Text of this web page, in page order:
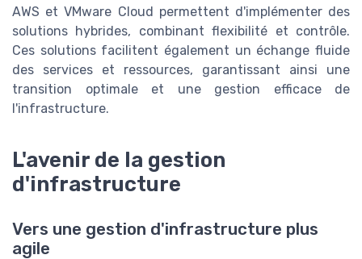
AWS et VMware Cloud permettent d'implémenter des
solutions hybrides, combinant flexibilité et contrôle.
Ces solutions facilitent également un échange fluide
des services et ressources, garantissant ainsi une
transition optimale et une gestion efficace de
l'infrastructure.
L'avenir de la gestion
d'infrastructure
Vers une gestion d'infrastructure plus
agile